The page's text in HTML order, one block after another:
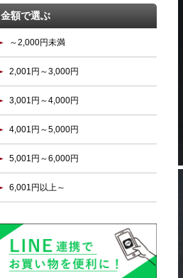
金額で選ぶ
～2,000円未満
2,001円～3,000円
3,001円～4,000円
4,001円～5,000円
5,001円～6,000円
6,001円以上～